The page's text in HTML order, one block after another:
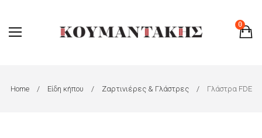
0
Home Είδη κήπου Ζαρτινιέρες & Γλάστρες Γλάστρα FDE